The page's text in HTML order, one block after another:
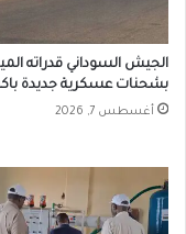
الجيش السوداني قدراته
بشحنات عسكرية جديدة
أغسطس 7, 2026